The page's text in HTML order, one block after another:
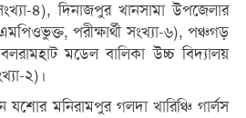
৪), দিনাজপুর খানসামা উপজেলার
পরীক্ষার্থী সংখ্যা-৬), পঞ্চগড়
মডেল বালিকা উচ্চ বিদ্যালয়
২)।
যশোর মনিরামপুর গলদা খারিঞ্চি গার্লস